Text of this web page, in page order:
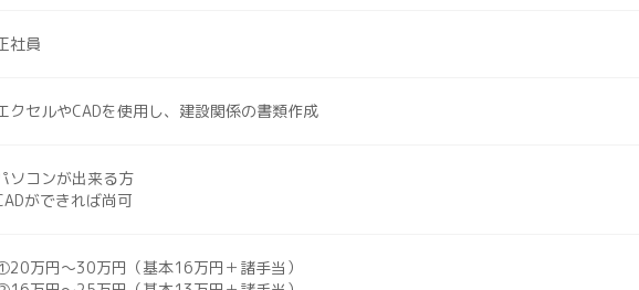
社員
クセルやCADを使用し、建設関係の書類作成
ソコンが出来る方
ができれば尚可
万円～30万円（基本16万円＋諸手当）